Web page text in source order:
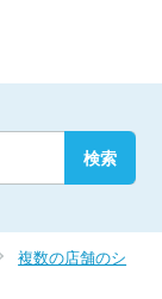
複数の店舗のシ